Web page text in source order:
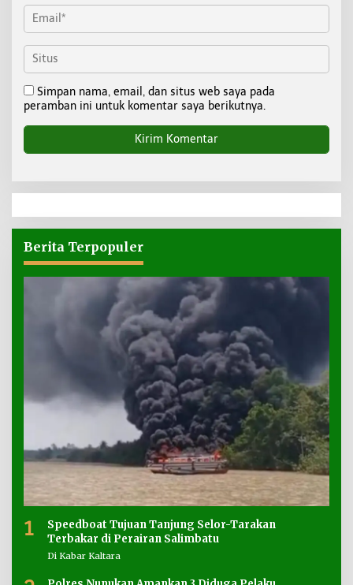
Simpan nama, email, dan situs web saya pada
peramban ini untuk komentar saya berikutnya.
Berita Terpopuler
1
Speedboat Tujuan Tanjung Selor-Tarakan
Terbakar di Perairan Salimbatu
Di Kabar Kaltara